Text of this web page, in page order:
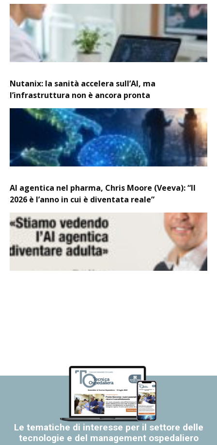
Nutanix: la sanità accelera sull’AI, ma
l’infrastruttura non è ancora pronta
AI agentica nel pharma, Chris Moore (Veeva): “Il
2026 è l’anno in cui è diventata reale”
Le tematiche di interesse per il settore delle
tecnologie e del management ospedaliero